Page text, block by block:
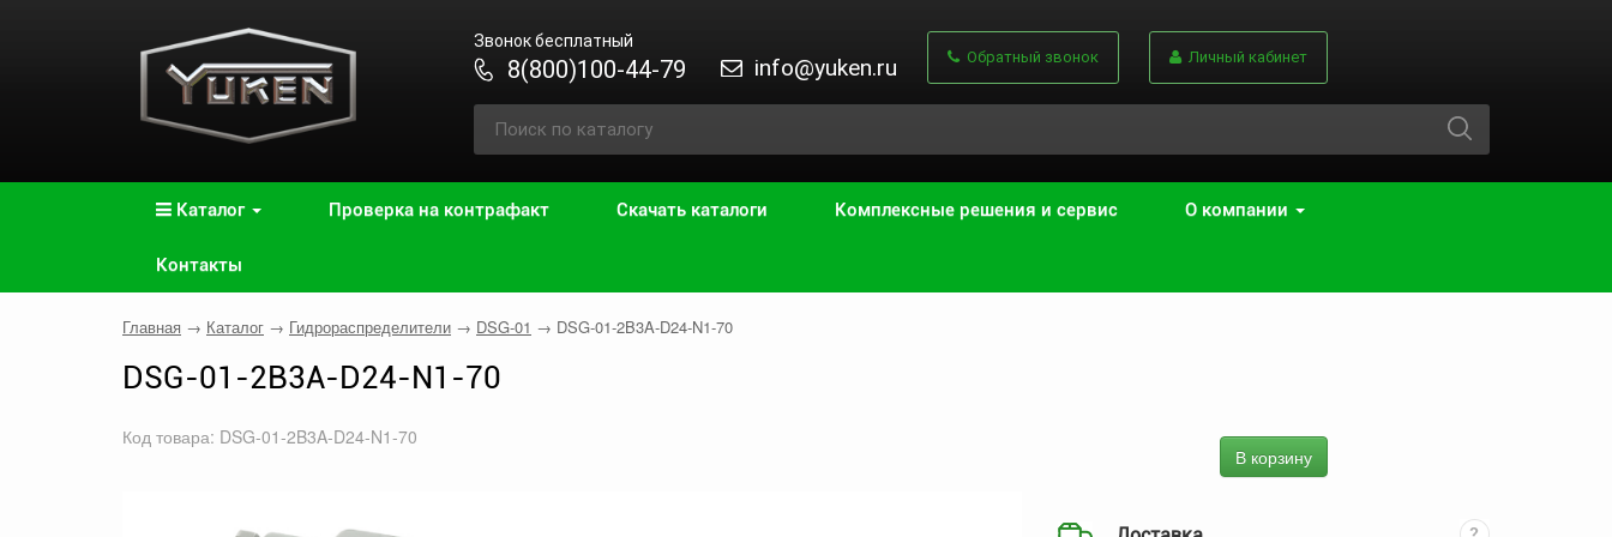
Звонок бесплатный
8(800)100-44-79 info@yuken.ru Обратный звонок Личный кабинет
Каталог Проверка на контрафакт Скачать каталоги Комплексные решения и сервис О компании
Контакты
Главная → Каталог → Гидрораспределители → DSG-01 → DSG-01-2B3A-D24-N1-70
DSG-01-2B3A-D24-N1-70
Код товара: DSG-01-2B3A-D24-N1-70
В корзину